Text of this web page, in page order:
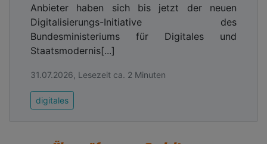
Anbieter haben sich bis jetzt der neuen
Digitalisierungs-Initiative des
Bundesministeriums für Digitales und
Staatsmodernis[...]
31.07.2026, Lesezeit ca. 2 Minuten
digitales